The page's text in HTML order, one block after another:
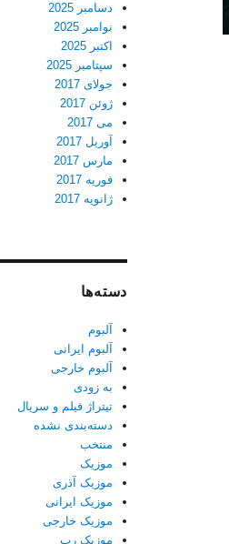
دسامبر 2025
نوامبر 2025
اکتبر 2025
سپتامبر 2025
جولای 2017
ژوئن 2017
می 2017
آوریل 2017
مارس 2017
فوریه 2017
ژانویه 2017
دسته‌ها
آلبوم
آلبوم ایرانی
آلبوم خارجی
به زودی
تیتراژ فیلم و سریال
دسته‌بندی نشده
منتخب
موزیک
موزیک آذری
موزیک ایرانی
موزیک خارجی
موزیک رپ